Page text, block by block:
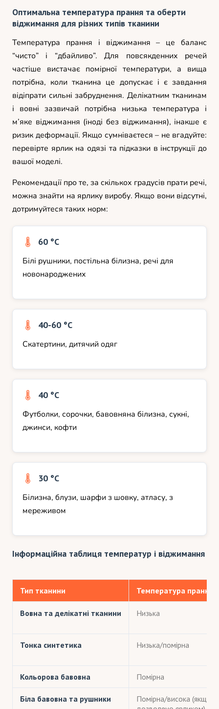
Оптимальна температура прання та оберти
віджимання для різних типів тканини
Температура прання і віджимання – це баланс
“чисто” і “дбайливо”. Для повсякденних речей
частіше вистачає помірної температури, а вища
потрібна, коли тканина це допускає і є завдання
відіпрати сильні забруднення. Делікатним тканинам
і вовні зазвичай потрібна низька температура і
м’яке віджимання (іноді без віджимання), інакше є
ризик деформації. Якщо сумніваєтеся – не вгадуйте:
перевірте ярлик на одязі та підказки в інструкції до
вашої моделі.
Рекомендації про те, за скількох градусів прати речі,
можна знайти на ярлику виробу. Якщо вони відсутні,
дотримуйтеся таких норм:
60 °С
Білі рушники, постільна білизна, речі для
новонароджених
40-60 °С
Скатертини, дитячий одяг
40 °С
Футболки, сорочки, бавовняна білизна, сукні,
джинси, кофти
30 °С
Білизна, блузи, шарфи з шовку, атласу, з
мереживом
Інформаційна таблиця температур і віджимання
Тип тканини Температура прання
Вовна та делікатні тканини Низька
Тонка синтетика Низька/помірна
Кольорова бавовна Помірна
Біла бавовна та рушники
Помірна/висока (якщо